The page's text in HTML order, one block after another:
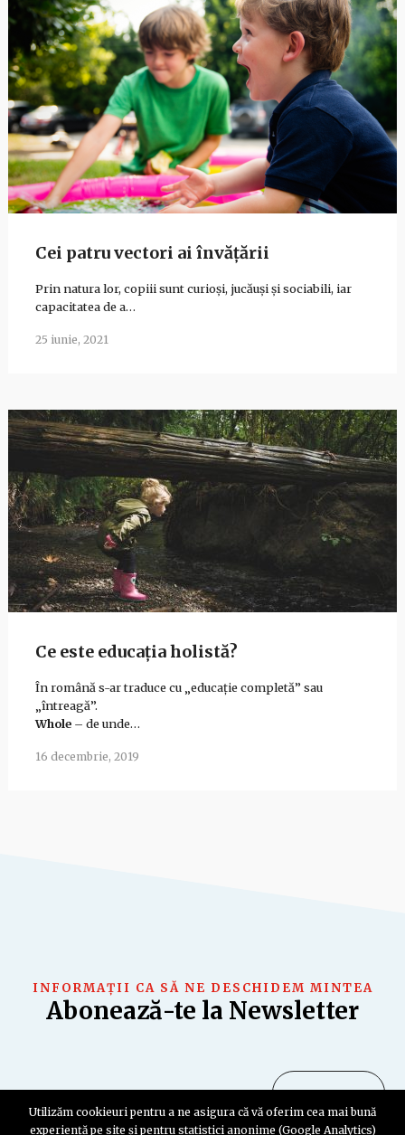
Cei patru vectori ai învățării
Prin natura lor, copiii sunt curioși, jucăuși și sociabili, iar
capacitatea de a…
25 iunie, 2021
Ce este educația holistă?
În română s-ar traduce cu „educație completă” sau
„întreagă”.
Whole– de unde…
16 decembrie, 2019
INFORMAȚII CA SĂ NE DESCHIDEM MINTEA
Abonează-te la Newsletter
Utilizăm cookieuri pentru a ne asigura că vă oferim cea mai bună
experiență pe site și pentru statistici anonime (Google Analytics)